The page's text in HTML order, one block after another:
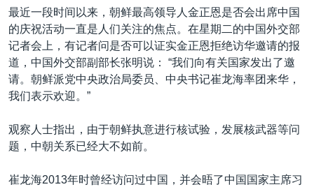
南中国海争端
关注西藏
关注新疆
GEN Z 看美国
最近一段时间以来，朝鲜最高领导人金正恩是否会出席中国
的庆祝活动一直是人们关注的焦点。在星期二的中国外交部
记者会上，有记者问是否可以证实金正恩拒绝访华邀请的报
道，中国外交部副部长张明说： “我们向有关国家发出了邀
请。朝鲜派党中央政治局委员、中央书记崔龙海率团来华，
我们表示欢迎。”
观察人士指出，由于朝鲜执意进行核试验，发展核武器等问
题，中朝关系已经大不如前。
崔龙海2013年时曾经访问过中国，并会晤了中国国家主席习